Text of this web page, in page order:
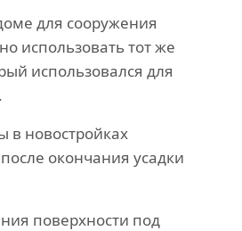
для сооружения
использовать тот же
использовался для
в новостройках
окончания усадки
поверхности под